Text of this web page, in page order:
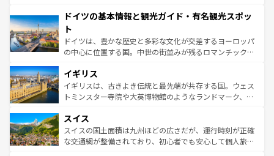
せる。地方によって風土や気候が異なるスペインはその個
ンテンツ一覧 を参照してほしい。
で、幅広い魅力が詰まっている。華麗な宮殿、歴史的な大
聖堂、美しいビーチ、そして豊かな自然が、訪れる者を心
から魅了する。また、フランスは美食の国としても知ら
れ、フランス料理はユネスコ無形文化遺産にも登録されて
香り高いラベンダー畑など、多彩な楽しみ方が可能だ。さ
らに、パリ以外の地域にも魅力が溢れており、どの街角に
も豊かな歴史と文化が息づいている。パリ以外の個性あふ
を参照してほしい。
ドイツの基本情報と観光ガイド・有名観光スポッ
ト
ドイツは、豊かな歴史と多彩な文化が交差するヨーロッパ
の中心に位置する国。中世の街並みが残るロマンチック街
顔を持つこの国は、どこを歩いても飽きることがない。ベ
ルリンの文化的活気、バイエルン州のアルプスの絶景、そ
してライン川沿いのワイン畑といった風景は必見。ビール
は、お酒好きな人にはぜひ体験してほしい。 なお、新着の
ドイツ情報はコンテンツ一覧を参照してほしい。
イギリス
イギリスは、古きよき伝統と最先端が共存する国。ウェス
トミンスター寺院や大英博物館のようなランドマーク、歴
リアごとに異なる魅力がある。また、優雅なアフタヌーン
ティー、ビール好きにはたまらない英国パブ、サッカー観
戦など、本場だからこそできる体験も豊富。イギリスを旅
スイス
スイスの国土面積は九州ほどの広さだが、運行時刻が正確
な交通網が整備されており、初心者でも安心して個人旅行